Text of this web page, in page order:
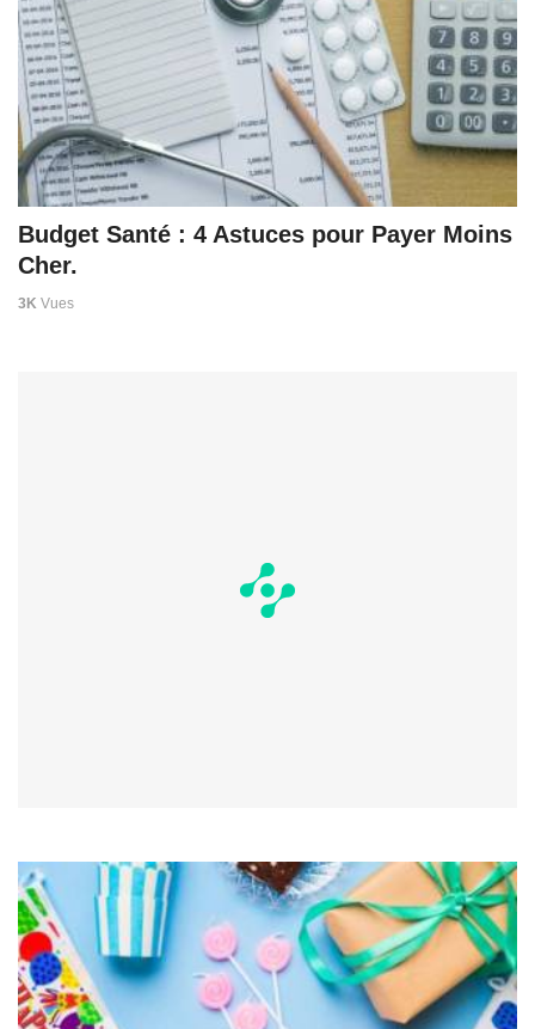
Budget Santé : 4 Astuces pour Payer Moins
Cher.
3K Vues